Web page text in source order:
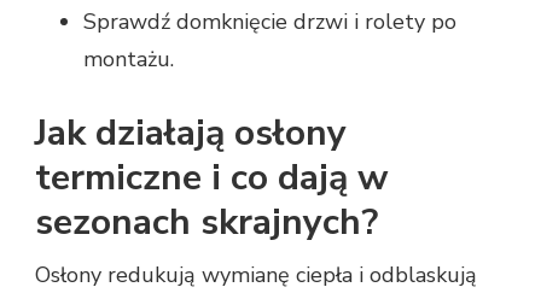
Sprawdź domknięcie drzwi i rolety po
montażu.
Jak działają osłony
termiczne i co dają w
sezonach skrajnych?
Osłony redukują wymianę ciepła i odblaskują